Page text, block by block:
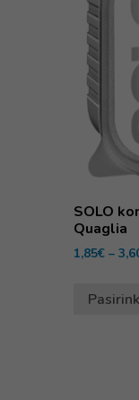
SOLO
Quaglia
1,85€ –